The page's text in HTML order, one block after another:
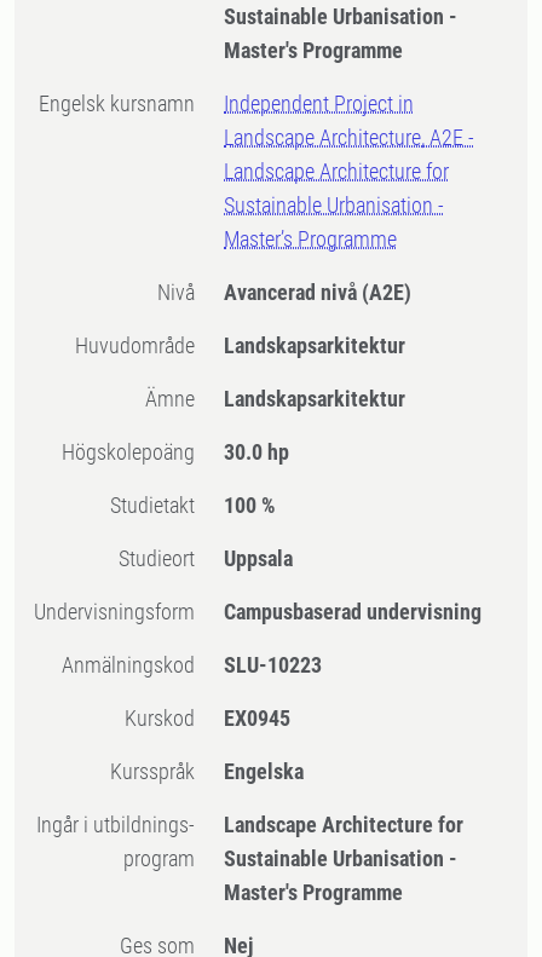
Sustainable Urbanisation -
Master's Programme
Engelsk kursnamn
Independent Project in
Landscape Architecture, A2E -
Landscape Architecture for
Sustainable Urbanisation -
Master’s Programme
Nivå Avancerad nivå (A2E)
Huvudområde Landskapsarkitektur
Ämne Landskapsarkitektur
högskolepoäng 30.0 hp
Studietakt 100 %
Studieort Uppsala
Undervisningsform Campusbaserad undervisning
Anmälningskod SLU-10223
Kurskod EX0945
Kursspråk Engelska
Ingår i utbildnings-
program
Landscape Architecture for
Sustainable Urbanisation -
Master's Programme
Ges som Nej